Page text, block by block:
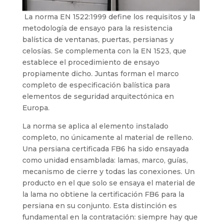
La norma EN 1522:1999 define los requisitos y la
metodología de ensayo para la resistencia
balística de ventanas, puertas, persianas y
celosías. Se complementa con la EN 1523, que
establece el procedimiento de ensayo
propiamente dicho. Juntas forman el marco
completo de especificación balística para
elementos de seguridad arquitectónica en
Europa.
La norma se aplica al elemento instalado
completo, no únicamente al material de relleno.
Una persiana certificada FB6 ha sido ensayada
como unidad ensamblada: lamas, marco, guías,
mecanismo de cierre y todas las conexiones. Un
producto en el que solo se ensaya el material de
la lama no obtiene la certificación FB6 para la
persiana en su conjunto. Esta distinción es
fundamental en la contratación: siempre hay que